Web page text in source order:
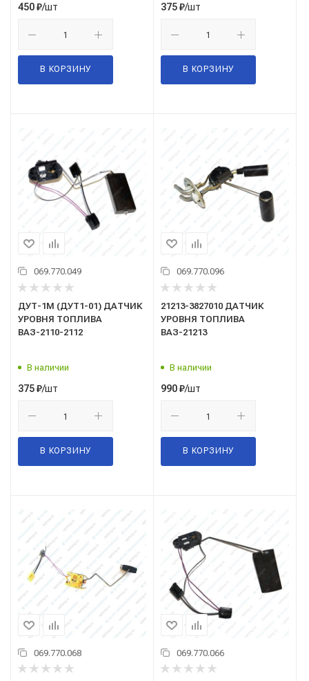
450₽/шт
В КОРЗИНУ
375₽/шт
В КОРЗИНУ
069.770.049
ДУТ-1М (ДУТ1-01) ДАТЧИК
УРОВНЯ ТОПЛИВА
ВАЗ-2110-2112
В наличии
375₽/шт
В КОРЗИНУ
069.770.096
21213-3827010 ДАТЧИК
УРОВНЯ ТОПЛИВА
ВАЗ-21213
В наличии
990₽/шт
В КОРЗИНУ
069.770.068 069.770.066